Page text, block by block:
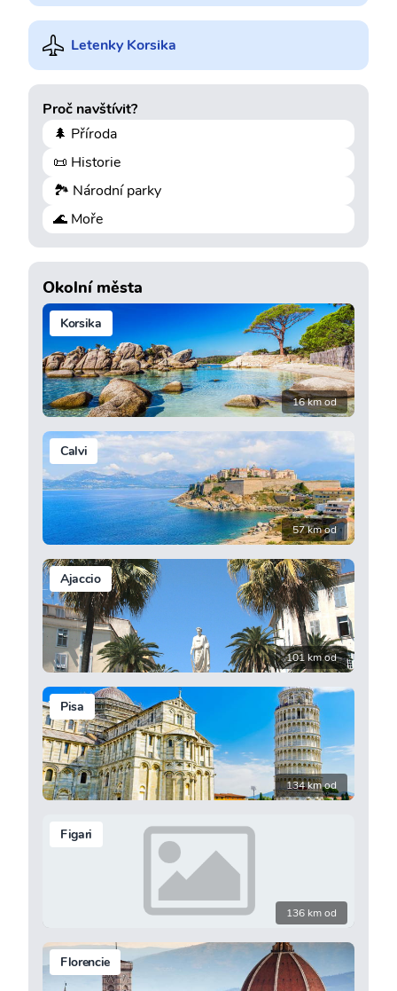
Letenky Korsika
Proč navštívit?
🌲 Příroda
📜 Historie
🏞️ Národní parky
🌊 Moře
Okolní města
Korsika
16 km od
Calvi
57 km od
Ajaccio
101 km od
Pisa
134 km od
Figari
136 km od
Florencie